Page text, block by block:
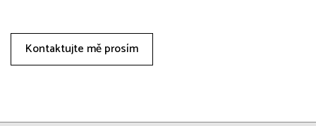
Kontaktujte mě prosím